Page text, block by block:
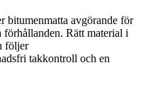
bitumenmatta avgörande för
förhållanden. Rätt material i
följer
takkontroll och en